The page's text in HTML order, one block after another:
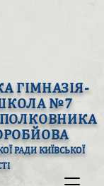
ГІМНАЗІЯ-
№7
ПОЛКОВНИКА
РАДИ КИЇВСЬКОЇ